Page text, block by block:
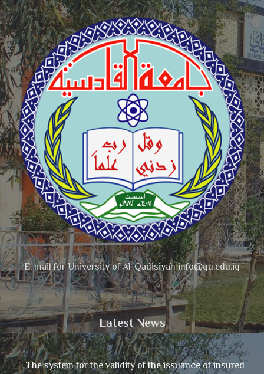
E-mail for University of Al-Qadisiyah info@qu.edu.iq
Latest News
The system for the validity of the issuance of insured